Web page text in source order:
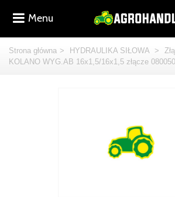
Menu
Strona główna > HYDRAULIKA SIŁOWA >
KOLANO WYG.AB 16x1,5/16x1,5 złącze